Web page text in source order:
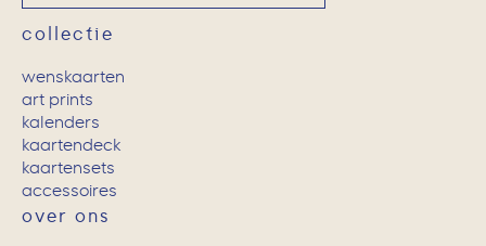
collectie
wenskaarten
art prints
kalenders
kaartendeck
kaartensets
accessoires
over ons